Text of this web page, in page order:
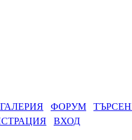
ГАЛЕРИЯ ФОРУМ
ВХОД